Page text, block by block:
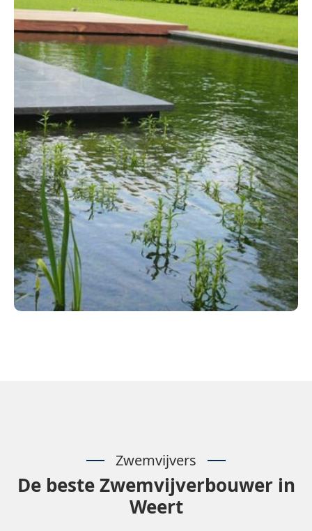
Zwemvijvers
De beste Zwemvijverbouwer in
Weert